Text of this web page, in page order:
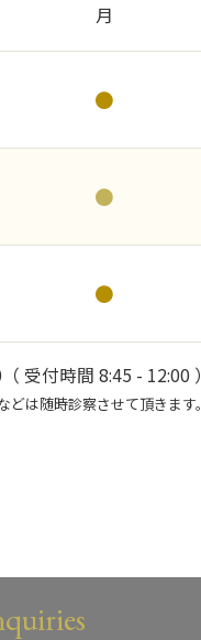
月
●
●
●
受付時間 8:45 - 12:00 ）
は随時診察させて頂きます。